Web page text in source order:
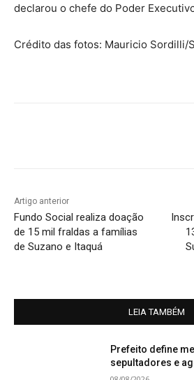
declarou o chefe do Poder
Crédito das fotos: Mauricio Sordilli/
Artigo anterior
Fundo Social realiza doação
de 15 mil fraldas a famílias
de Suzano e Itaquá
LEIA TAMBÉM
Prefeito define
sepultadores e